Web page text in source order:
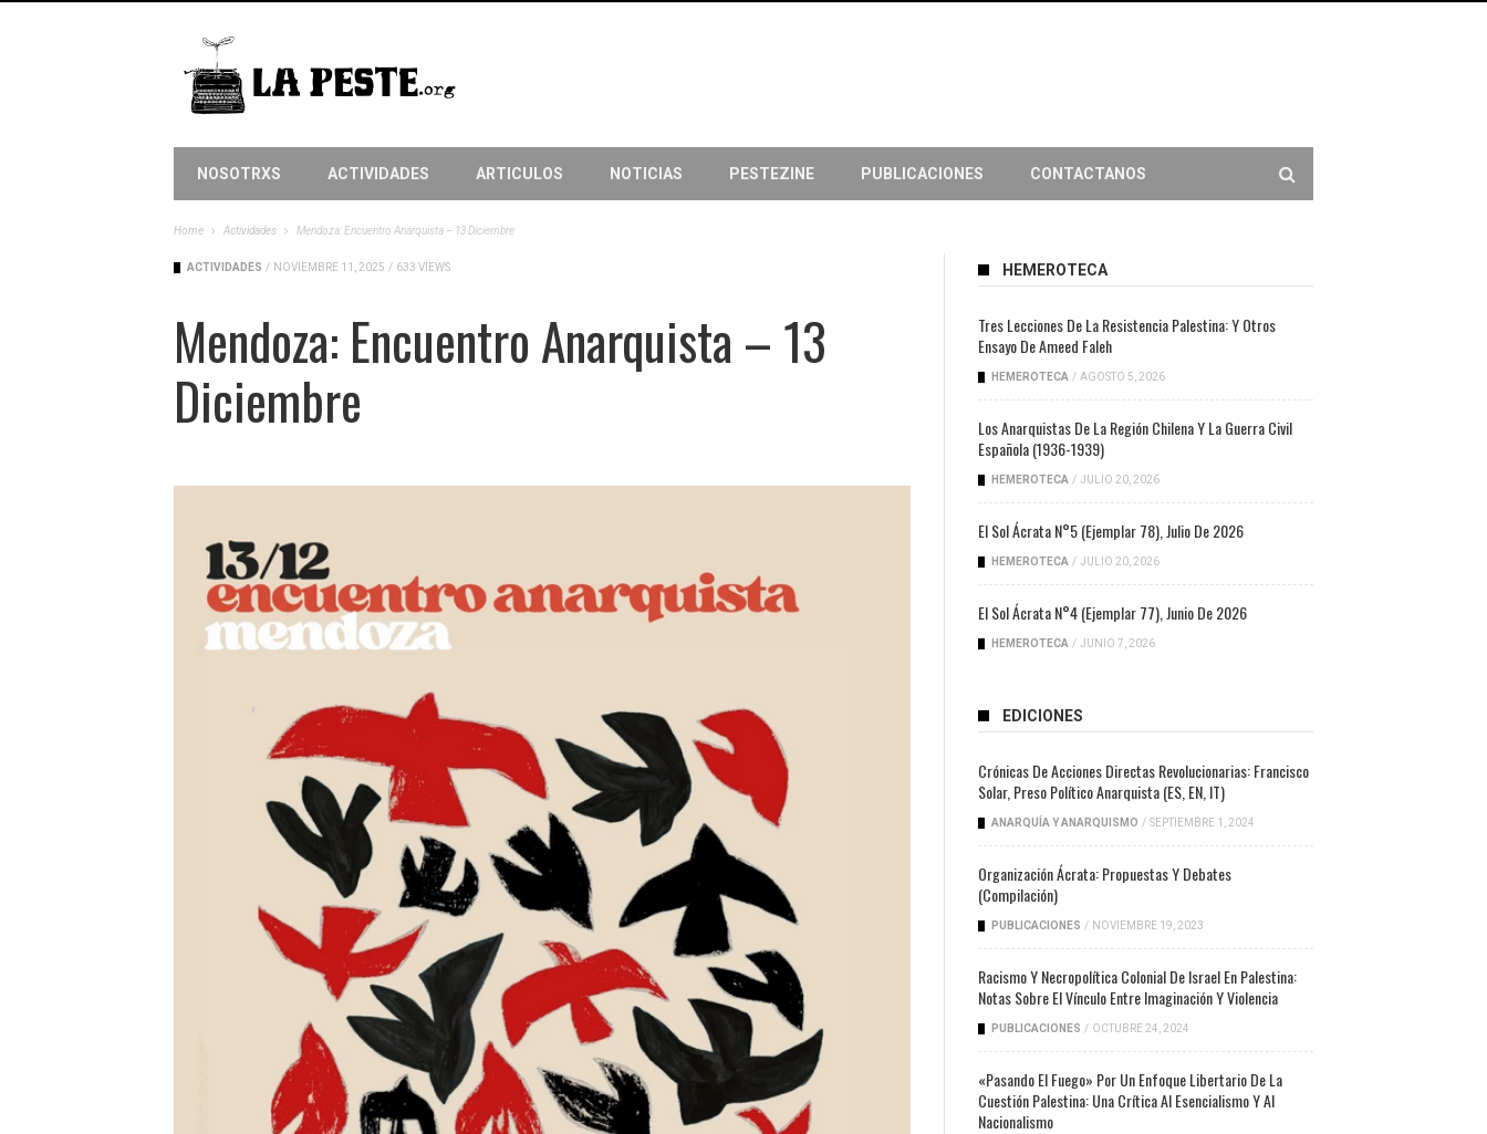
NOSOTRXS ACTIVIDADES ARTICULOS NOTICIAS PESTEZINE PUBLICACIONES CONTACTANOS
Home Actividades Mendoza: Encuentro Anarquista – 13 Diciembre
ACTIVIDADES / NOVIEMBRE 11, 2025 / 633 VIEWS
Mendoza: Encuentro Anarquista – 13
Diciembre
HEMEROTECA
Tres Lecciones De La Resistencia Palestina: Y Otros
Ensayo De Ameed Faleh
HEMEROTECA / AGOSTO 5, 2026
Los Anarquistas De La Región Chilena Y La Guerra Civil
Española (1936-1939)
HEMEROTECA / JULIO 20, 2026
El Sol Ácrata N°5 (ejemplar 78), Julio De 2026
HEMEROTECA / JULIO 20, 2026
El Sol Ácrata N°4 (ejemplar 77), Junio De 2026
HEMEROTECA / JUNIO 7, 2026
EDICIONES
Crónicas De Acciones Directas Revolucionarias: Francisco
Solar, Preso Político Anarquista (ES, EN, IT)
ANARQUÍA Y ANARQUISMO / SEPTIEMBRE 1, 2024
Organización Ácrata: Propuestas Y Debates
(compilación)
PUBLICACIONES / NOVIEMBRE 19, 2023
Racismo Y Necropolítica Colonial De Israel En Palestina:
Notas Sobre El Vínculo Entre Imaginación Y Violencia
PUBLICACIONES / OCTUBRE 24, 2024
«Pasando El Fuego» Por Un Enfoque Libertario De La
Cuestión Palestina: Una Crítica Al Esencialismo Y Al
Nacionalismo